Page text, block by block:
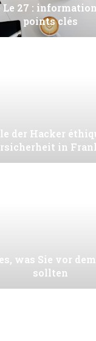
Le 27 :
points clés
der Hacker
in
was Sie vor
sollten